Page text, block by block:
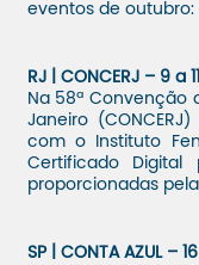
eventos de outubro:
RJ | CONCERJ – 9 a
Na 58ª Convenção
Janeiro
com o Instituto
Certificado
proporcionadas
SP | CONTA AZUL –